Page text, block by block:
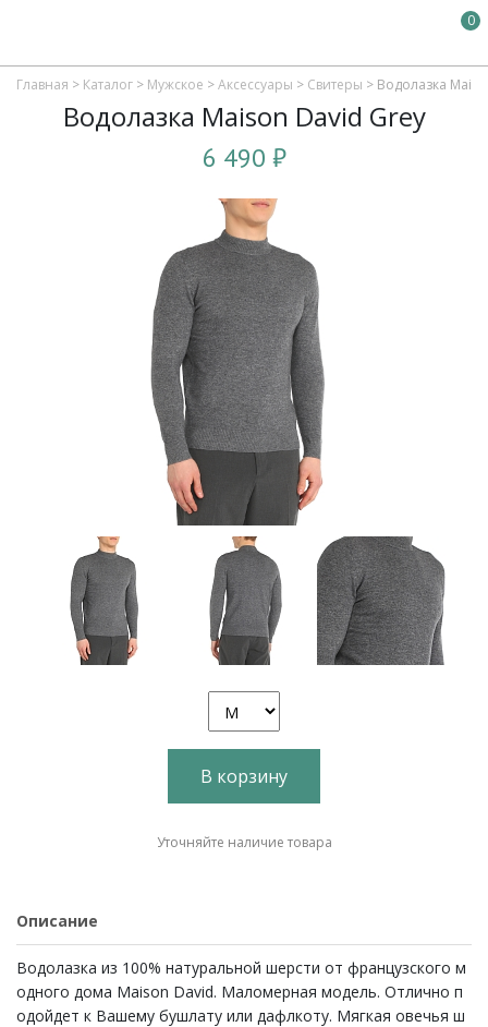
0
Главная > Каталог > Мужское >Аксессуары > Свитеры > Водолазка
В корзину
Уточняйте наличие товара
Водолазка Maison David Grey
6 490 ₽
Описание
Водолазка из 100% натуральной шерсти от французского м
одного дома Maison David. Маломерная модель. Отлично п
одойдет к Вашему бушлату или дафлкоту. Мягкая овечья ш